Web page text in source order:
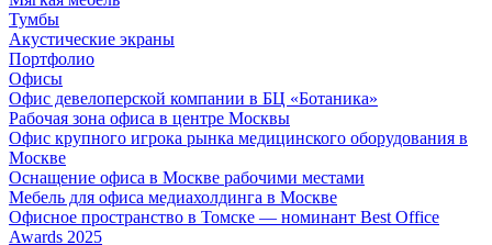
Тумбы
Акустические экраны
Портфолио
Офисы
Офис девелоперской компании в БЦ «Ботаника»
Рабочая зона офиса в центре Москвы
Офис крупного игрока рынка медицинского оборудования в
Москве
Оснащение офиса в Москве рабочими местами
Мебель для офиса медиахолдинга в Москве
Офисное пространство в Томске — номинант Best Office
Awards 2025